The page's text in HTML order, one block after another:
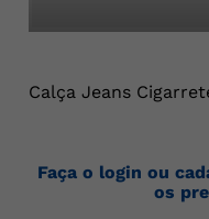
Calça Jeans
Faça o login ou
os